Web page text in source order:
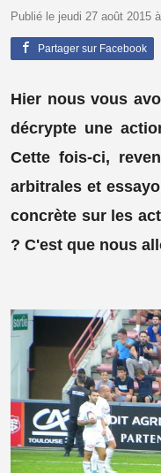
Publié le jeudi 27 août 2015
Partager sur Facebook
Hier nous vous
décrypte une
Cette fois-ci,
arbitrales et
concrète sur les
? C'est que nous